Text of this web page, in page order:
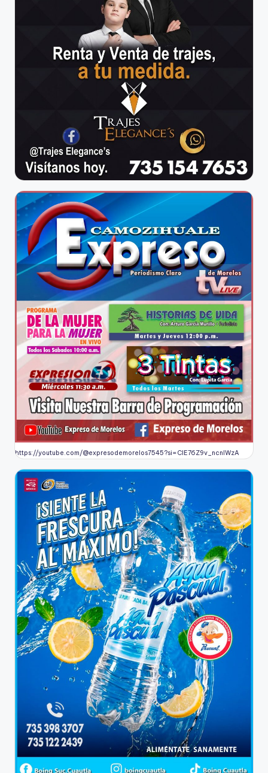
https://youtube.com/@expresodemorelos7545?si=CIE76Z9v_ncnlWzA